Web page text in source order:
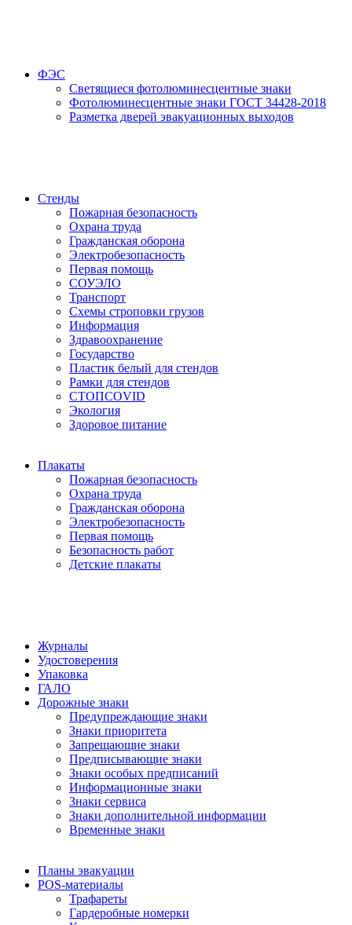
ФЭС
Светящиеся фотолюминесцентные знаки
Фотолюминесцентные знаки ГОСТ 34428-2018
Разметка дверей эвакуационных выходов
Стенды
Пожарная безопасность
Охрана труда
Гражданская оборона
Электробезопасность
Первая помощь
СОУЭЛО
Транспорт
Схемы строповки грузов
Информация
Здравоохранение
Государство
Пластик белый для стендов
Рамки для стендов
СТОПCOVID
Экология
Здоровое питание
Плакаты
Пожарная безопасность
Охрана труда
Гражданская оборона
Электробезопасность
Первая помощь
Безопасность работ
Детские плакаты
Журналы
Удостоверения
Упаковка
ГАЛО
Дорожные знаки
Предупреждающие знаки
Знаки приоритета
Запрещающие знаки
Предписывающие знаки
Знаки особых предписаний
Информационные знаки
Знаки сервиса
Знаки дополнительной информации
Временные знаки
Планы эвакуации
POS-материалы
Трафареты
Гардеробные номерки